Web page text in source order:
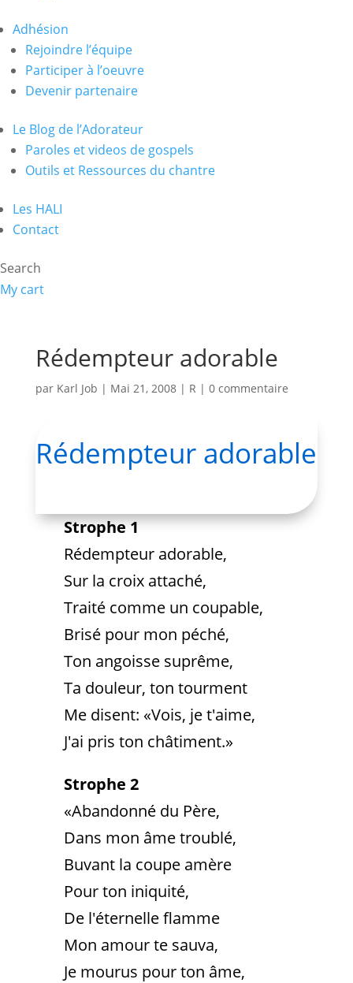
Adhésion
Rejoindre l’équipe
Participer à l’oeuvre
Devenir partenaire
Le Blog de l’Adorateur
Paroles et videos de gospels
Outils et Ressources du chantre
Les HALI
Contact
Search
My cart
Rédempteur adorable
par Karl Job | Mai 21, 2008| R | 0 commentaire
Rédempteur adorable
Strophe 1
Rédempteur adorable,
Sur la croix attaché,
Traité comme un coupable,
Brisé pour mon péché,
Ton angoisse suprême,
Ta douleur, ton tourment
Me disent: «Vois, je t'aime,
J'ai pris ton châtiment.»
Strophe 2
«Abandonné du Père,
Dans mon âme troublé,
Buvant la coupe amère
Pour ton iniquité,
De l'éternelle flamme
Mon amour te sauva,
Je mourus pour ton âme,